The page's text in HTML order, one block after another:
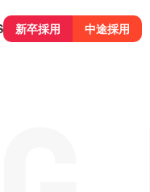
新卒採用 中途採用